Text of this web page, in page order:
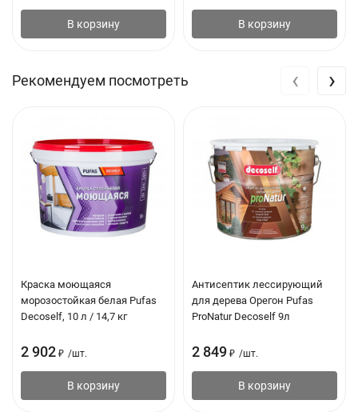
В корзину В корзину
Рекомендуем посмотреть
Краска моющаяся
морозостойкая белая Pufas
Decoself, 10 л / 14,7 кг
2 902 ₽ /шт.
В корзину
Антисептик лессирующий
для дерева Орегон Pufas
ProNatur Decoself 9л
2 849 ₽ /шт.
В корзину
‹ ›